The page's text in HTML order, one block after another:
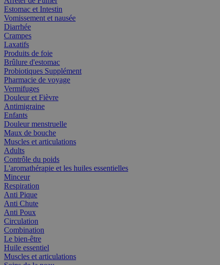
Estomac et Intestin
Vomissement et nausée
Diarrhée
Crampes
Laxatifs
Produits de foie
Brûlure d'estomac
Probiotiques Supplément
Pharmacie de voyage
Vermifuges
Douleur et Fièvre
Antimigraine
Enfants
Douleur menstruelle
Maux de bouche
Muscles et articulations
Adults
Contrôle du poids
L'aromathérapie et les huiles essentielles
Minceur
Respiration
Anti Pique
Anti Chute
Anti Poux
Circulation
Combination
Le bien-être
Huile essentiel
Muscles et articulations